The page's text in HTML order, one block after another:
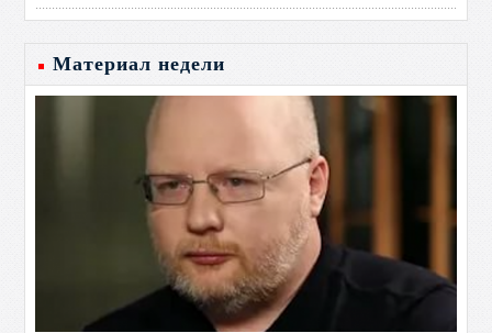
Материал недели